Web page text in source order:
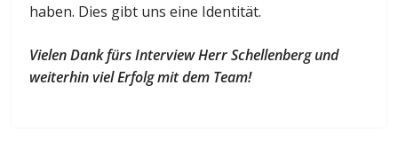
haben. Dies gibt uns eine Identität.
Vielen Dank fürs Interview Herr Schellenberg und
weiterhin viel Erfolg mit dem Team!